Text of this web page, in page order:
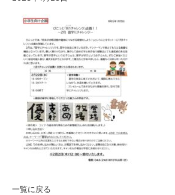
一覧に戻る